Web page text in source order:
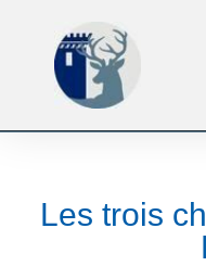
Les trois